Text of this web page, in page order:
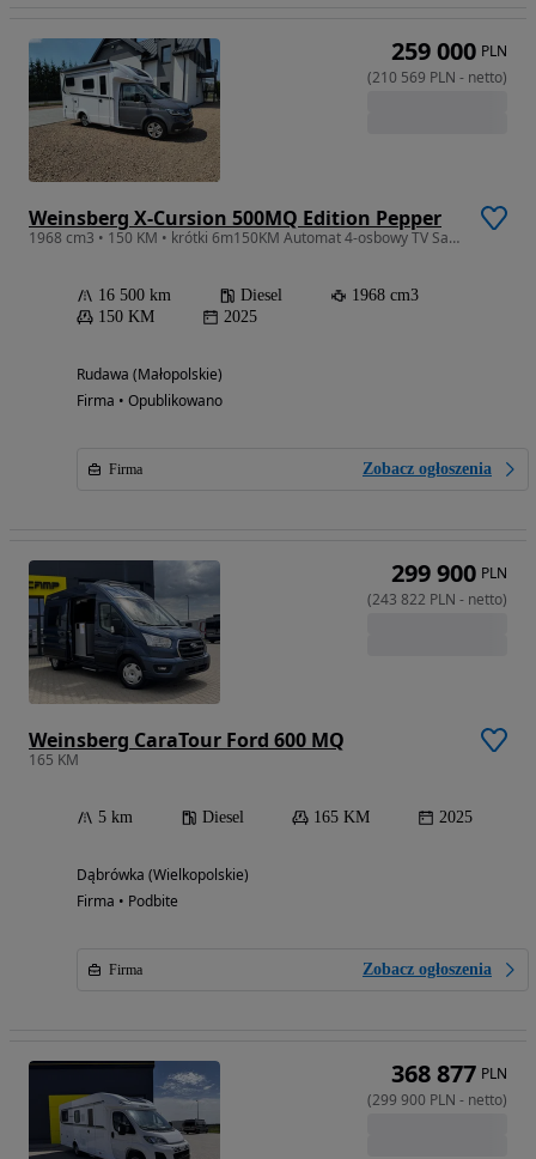
Weinsberg X-Cursion 500MQ Edition Pepper
1968 cm3 • 150 KM • krótki 6m150KM Automat 4-osbowy TV Sa 2025 Volkswagen T6.1 Bulli KNAUS
16 500 km Diesel
1968 cm3
150 KM
2025
Rudawa (Małopolskie)
Firma • Opublikowano
Firma Zobacz ogłoszenia
259 000 PLN
(210 569 PLN - netto)
Weinsberg CaraTour Ford 600 MQ
165 KM
5 km Diesel 165 KM 2025
Dąbrówka (Wielkopolskie)
Firma • Podbite
Firma Zobacz ogłoszenia
299 900 PLN
(243 822 PLN - netto)
368 877 PLN
(299 900 PLN - netto)